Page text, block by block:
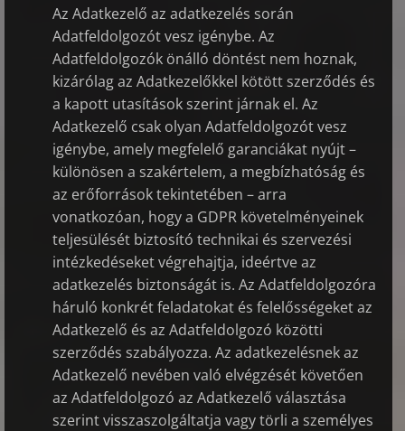
Az Adatkezelő az adatkezelés során
Adatfeldolgozót vesz igénybe. Az
Adatfeldolgozók önálló döntést nem hoznak,
kizárólag az Adatkezelőkkel kötött szerződés és
a kapott utasítások szerint járnak el. Az
Adatkezelő csak olyan Adatfeldolgozót vesz
igénybe, amely megfelelő garanciákat nyújt –
különösen a szakértelem, a megbízhatóság és
az erőforrások tekintetében – arra
vonatkozóan, hogy a GDPR követelményeinek
teljesülését biztosító technikai és szervezési
intézkedéseket végrehajtja, ideértve az
adatkezelés biztonságát is. Az Adatfeldolgozóra
háruló konkrét feladatokat és felelősségeket az
Adatkezelő és az Adatfeldolgozó közötti
szerződés szabályozza. Az adatkezelésnek az
Adatkezelő nevében való elvégzését követően
az Adatfeldolgozó az Adatkezelő választása
szerint visszaszolgáltatja vagy törli a személyes